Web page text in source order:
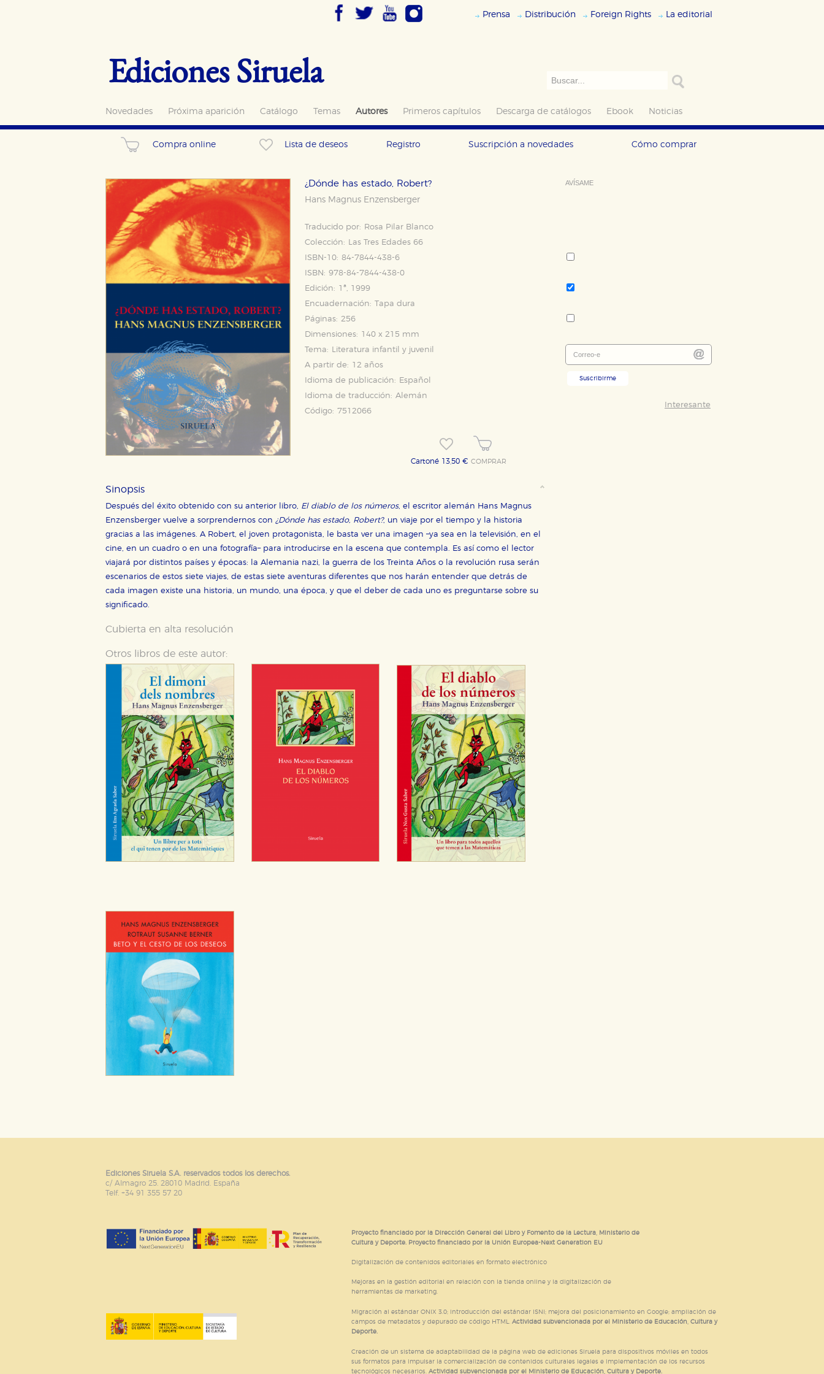
Prensa Distribución Foreign Rights La editorial
Ediciones Siruela
Novedades Próxima aparición Catálogo Temas Autores Primeros capítulos Descarga de catálogos Ebook Noticias
Compra online Lista de deseos Registro Suscripción a novedades Cómo comprar
¿Dónde has estado, Robert?
Hans Magnus Enzensberger
Traducido por:
Rosa Pilar Blanco
Colección:
Las Tres Edades 66
ISBN-10: 84-7844-438-6
ISBN: 978-84-7844-438-0
Edición: 1ª, 1999
Encuadernación: Tapa dura
Páginas: 256
Dimensiones: 140 x 215 mm
Tema:
Literatura infantil y juvenil
A partir de: 12 años
Idioma de publicación:
Español
Idioma de traducción: Alemán
Código: 7512066
Cartoné 13,50 €COMPRAR
Sinopsis
Después del éxito obtenido con su anterior libro, El diablo de los números, el escritor alemán Hans Magnus
Enzensberger vuelve a sorprendernos con ¿Dónde has estado, Robert?, un viaje por el tiempo y la historia
gracias a las imágenes. A Robert, el joven protagonista, le basta ver una imagen –ya sea en la televisión, en el
cine, en un cuadro o en una fotografía– para introducirse en la escena que contempla. Es así como el lector
viajará por distintos países y épocas: la Alemania nazi, la guerra de los Treinta Años o la revolución rusa serán
escenarios de estos siete viajes, de estas siete aventuras diferentes que nos harán entender que detrás de
cada imagen existe una historia, un mundo, una época, y que el deber de cada uno es preguntarse sobre su
significado.
Cubierta en alta resolución
Otros libros de este autor:
AVÍSAME
Suscribirme
Interesante
Ediciones Siruela S.A. reservados todos los derechos.
c/ Almagro 25. 28010 Madrid. España
Telf. +34 91 355 57 20
Proyecto financiado por la Dirección General del Libro y Fomento de la Lectura, Ministerio de
Cultura y Deporte. Proyecto financiado por la Unión Europea-Next Generation EU
Digitalización de contenidos editoriales en formato electrónico
Mejoras en la gestión editorial en relación con la tienda online y la digitalización de
herramientas de marketing.
Migración al estándar ONIX 3.0; introducción del estándar ISNI; mejora del posicionamiento en Google; ampliación de
campos de metadatos y depurado de código HTML. Actividad subvencionada por el Ministerio de Educación, Cultura y
Deporte.
Creación de un sistema de adaptabilidad de la página web de ediciones Siruela para dispositivos móviles en todos
sus formatos para impulsar la comercialización de contenidos culturales legales e implementación de los recursos
tecnológicos necesarios. Actividad subvencionada por el Ministerio de Educación, Cultura y Deporte.
CONFIGURACIÓN DE COOKIES HABILITAR TODO
Estas cookies son necesarias para que nuestro sitio web funcione y no es posible deshabilitarlas desde nuestro sistema. Es posible
hacerlo desde el navegador, pero en ese caso es posible que algunas áreas de nuestra web dejen de funcionar correctamente.
Cookies de rendimiento y analíticas
Estas cookies se utilizan para mejorar su experiencia de navegación y optimizar el funcionamiento de nuestro sitio web. Almacenan
configuraciones de servicios para que no tenga que reconfigurarlos cada vez que nos visita. La información es agregada y, por lo
tanto, es anónima.
Cookies de publicidad y redes sociales
Estas cookies son gestionadas por nuestros socios publicitarios y se utilizan para mostrar publicidad relevante para sus intereses en
otros sitios. No almacenan directamente información personal sino que se basan en la identificación única de su navegador y
dispositivo de internet.
GUARDAR CONFIGURACIÓN